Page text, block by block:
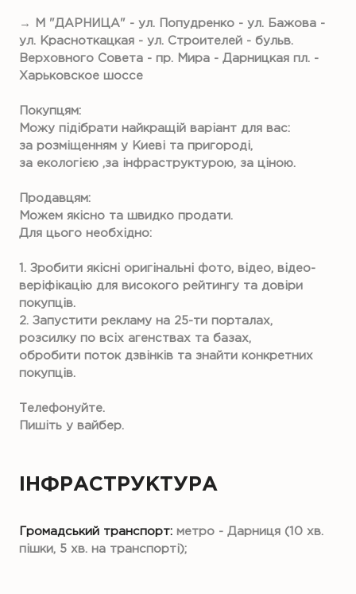
→ М "ДАРНИЦА" - ул. Попудренко - ул. Бажова -
ул. Красноткацкая - ул. Строителей - бульв.
Верховного Совета - пр. Мира - Дарницкая пл. -
Харьковское шоссе
Покупцям:
Можу підібрати найкращій варіант для вас:
за розміщенням у Киеві та пригороді,
за екологією ,за інфраструктурою, за ціною.
Продавцям:
Можем якісно та швидко продати.
Для цього необхідно:
1. Зробити якісні оригінальні фото, відео, відео-
веріфікацію для високого рейтингу та довіри
покупців.
2. Запустити рекламу на 25-ти порталах,
розсилку по всіх агенствах та базах,
обробити поток дзвінків та знайти конкретних
покупців.
Телефонуйте.
Пишіть у вайбер.
ІНФРАСТРУКТУРА
Громадський транспорт: метро - Дарниця (10 хв.
пішки, 5 хв. на транспорті);